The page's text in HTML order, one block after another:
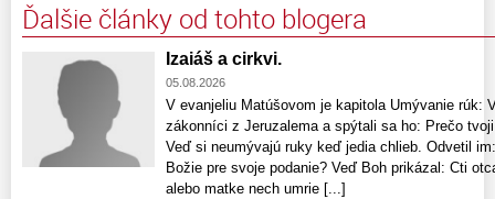
Ďalšie články od tohto blogera
Izaiáš a cirkvi.
05.08.2026
V evanjeliu Matúšovom je kapitola Umývanie rúk:
zákonníci z Jeruzalema a spýtali sa ho: Prečo
Veď si neumývajú ruky keď jedia chlieb. Odvetil
Božie pre svoje podanie? Veď Boh prikázal: Cti
alebo matke nech umrie [...]